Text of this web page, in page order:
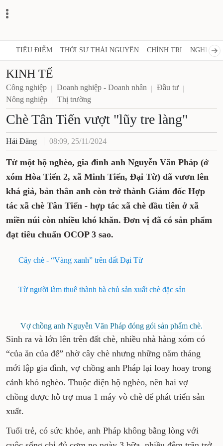
TIÊU ĐIỂM THỜI SỰ THÁI NGUYÊN CHÍNH TRỊ NGHỊ
KINH TẾ
Công nghiệp Doanh nghiệp - Doanh nhân
Đầu tư
Nông nghiệp
Thị trường
Chè Tân Tiến vượt "lũy tre làng"
Hải Đăng 08:09, 25/11/2024
Từ một hộ nghèo, gia đình anh Nguyễn Văn Pháp (ở
xóm Hòa Tiến 2, xã Minh Tiến, Đại Từ) đã vươn lên
khá giả, bản thân anh còn trở thành Giám đốc Hợp
tác xã chè Tân Tiến - hợp tác xã chè đầu tiên ở xã
miền núi còn nhiều khó khăn. Đơn vị đã có sản phẩm
đạt tiêu chuẩn OCOP 3 sao.
Cây chè - “Vàng xanh” trên đất Đại Từ
Từ người làm thuê thành bà chủ sản xuất chè đặc sản
Vợ chồng anh Nguyễn Văn Pháp đóng gói sản phẩm chè.
Sinh ra và lớn lên trên đất chè, nhiều nhà hàng xóm có
“của ăn của để” nhờ cây chè nhưng những năm tháng
mới lập gia đình, vợ chồng anh Pháp lại loay hoay trong
cảnh khó nghèo. Thuộc diện hộ nghèo, nên hai vợ
chồng được hỗ trợ mua 1 máy vò chè để phát triển sản
xuất.
Tuổi trẻ, có sức khỏe, anh Pháp không bằng lòng với